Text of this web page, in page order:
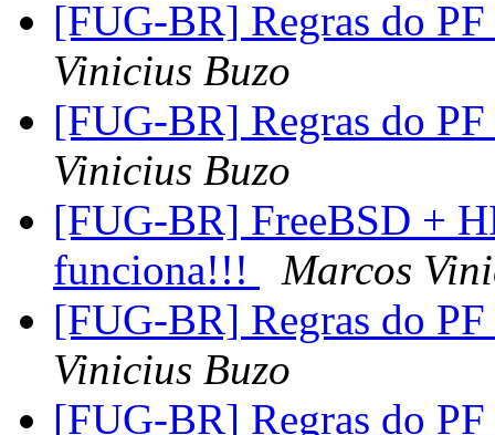
[FUG-BR] Regras do
Vinicius Buzo
[FUG-BR] Regras do
Vinicius Buzo
[FUG-BR] FreeBSD +
funciona!!!
Marcos
[FUG-BR] Regras do
Vinicius Buzo
[FUG-BR] Regras do